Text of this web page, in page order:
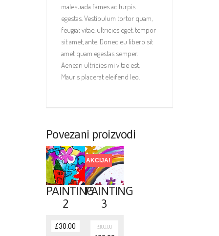
malesuada fames ac turpis
egestas. Vestibulum tortor quam,
feugiat vitae, ultricies eget, tempor
sit amet, ante. Donec eu libero sit
amet quam egestas semper.
Aenean ultricies mi vitae est.
Mauris placerat eleifend leo.
Povezani proizvodi
PAINTING
2
£30.00
AKCIJA!
PAINTING
3
£100.00